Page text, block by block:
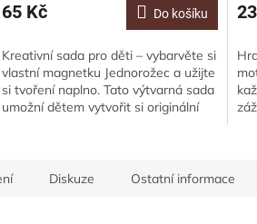
65 Kč Do košíku
Kreativní sada pro děti – vybarvěte si
vlastní magnetku Jednorožec a užijte
si tvoření naplno. Tato výtvarná sada
umožní dětem vytvořit si originální
Diskuze Ostatní informace